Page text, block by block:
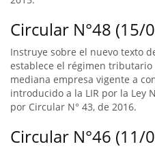
Circular N°48 (15/
Instruye sobre el nuevo texto
establece el régimen
mediana empresa vigente a
introducido a la LIR por la Ley
por Circular N° 43, de 2016.
Circular N°46 (11/